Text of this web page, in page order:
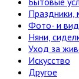
Праздники,
Фото- и
Няни,
Уход за
Искусство
Другое